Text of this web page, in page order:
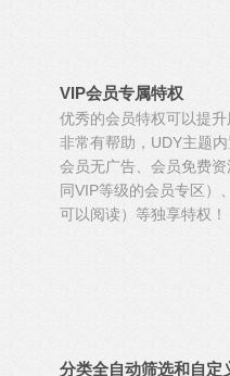
VIP会员专属特权
优秀的会员特权可以提
非常有帮助，UDY主题
会员无广告、会员免费
同VIP等级的会员专区）
可以阅读）等独享特权！
分类全自动筛选和自定